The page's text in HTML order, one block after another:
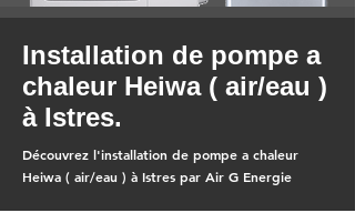
Installation de pompe a
chaleur Heiwa ( air/eau )
à Istres.
Découvrez l'installation de pompe a chaleur
Heiwa ( air/eau ) à Istres par Air G Energie